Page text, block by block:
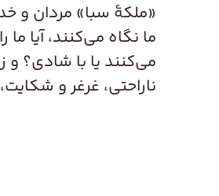
«ملکۀ سبا» مردان و
ما نگاه می‌کنند، آیا
می‌کنند یا با شادی؟ و
ناراحتی، غرغر و